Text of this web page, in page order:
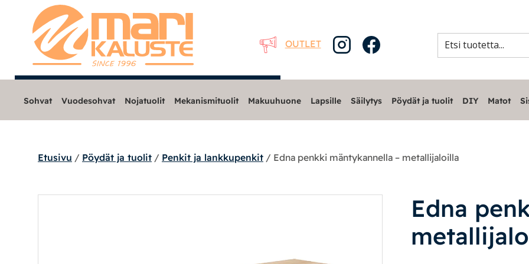
OUTLET
Sohvat
Nojatuolit
Sohvat Vuodesohvat Nojatuolit Mekanismituolit Makuuhuone Lapsille Säilytys Pöydät ja tuolit DIY Matot
Etusivu / Pöydät ja tuolit / Penkit ja lankkupenkit / Edna penkki mäntykannella – metallijaloilla
Edna